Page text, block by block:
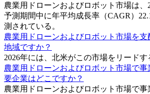
農業用ドローンおよびロボット市場は、
予測期間中に年平均成長率（CAGR）
測されている。
農業用ドローンおよびロボット市場を
地域ですか？
2026年には、北米がこの市場をリードす
農業用ドローンおよびロボット市場で
要企業はどこですか？
農業用ドローンおよびロボット市場で